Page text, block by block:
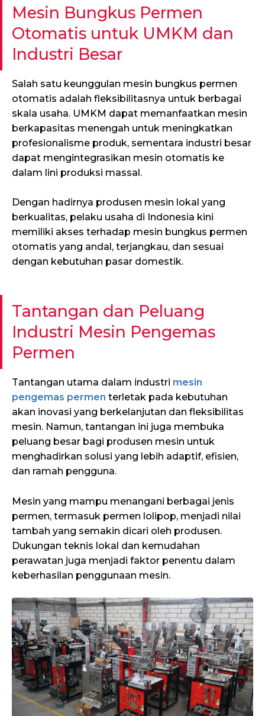
Mesin Bungkus Permen
Otomatis untuk UMKM dan
Industri Besar
Salah satu keunggulan mesin bungkus permen
otomatis adalah fleksibilitasnya untuk berbagai
skala usaha. UMKM dapat memanfaatkan mesin
berkapasitas menengah untuk meningkatkan
profesionalisme produk, sementara industri besar
dapat mengintegrasikan mesin otomatis ke
dalam lini produksi massal.
Dengan hadirnya produsen mesin lokal yang
berkualitas, pelaku usaha di Indonesia kini
memiliki akses terhadap mesin bungkus permen
otomatis yang andal, terjangkau, dan sesuai
dengan kebutuhan pasar domestik.
Tantangan dan Peluang
Industri Mesin Pengemas
Permen
Tantangan utama dalam industri mesin
pengemas permen terletak pada kebutuhan
akan inovasi yang berkelanjutan dan fleksibilitas
mesin. Namun, tantangan ini juga membuka
peluang besar bagi produsen mesin untuk
menghadirkan solusi yang lebih adaptif, efisien,
dan ramah pengguna.
Mesin yang mampu menangani berbagai jenis
permen, termasuk permen lolipop, menjadi nilai
tambah yang semakin dicari oleh produsen.
Dukungan teknis lokal dan kemudahan
perawatan juga menjadi faktor penentu dalam
keberhasilan penggunaan mesin.